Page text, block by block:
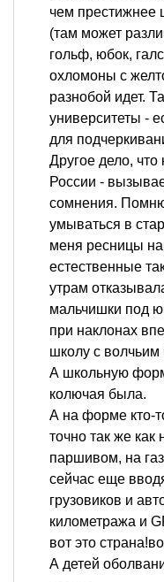
чем престижнее
(там может
гольф, юбок,
охломоны с
разнобой идет.
университеты -
для
Другое дело, что
России -
сомнения.
умываться в
меня ресницы
естественные
утрам
мальчишки под
при наклонах
школу с волчьим
А школьную
колючая была.
А на форме кто-
точно так же как
паршивом, на
сейчас еще
грузовиков и
километража и
вот это
А детей